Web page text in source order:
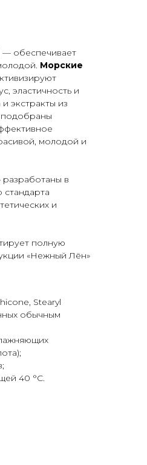
— обеспечивает
Морские
эластичность и
экстракты из
подобраны
молодой и
в
и
полную
«Нежный Лён»
Stearyl
обычным
40 °С.